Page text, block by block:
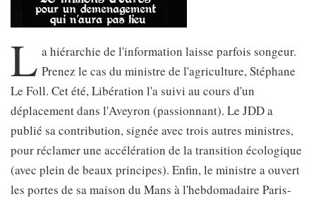
L a hiérarchie de l'information laisse parfois songeur.
Prenez le cas du ministre de l'agriculture, Stéphane
Le Foll. Cet été, Libération l'a suivi au cours d'un
déplacement dans l'Aveyron (passionnant). Le JDD a
publié sa contribution, signée avec trois autres ministres,
pour réclamer une accélération de la transition écologique
(avec plein de beaux principes). Enfin, le ministre a ouvert
les portes de sa maison du Mans à l'hebdomadaire Paris-